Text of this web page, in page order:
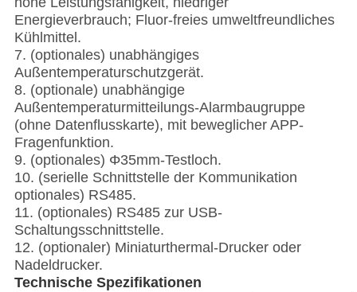
Energieverbrauch; Fluor-freies umweltfreundliches
Kühlmittel.
7. (optionales) unabhängiges
Außentemperaturschutzgerät.
8. (optionale) unabhängige
Außentemperaturmitteilungs-Alarmbaugruppe
(ohne Datenflusskarte), mit beweglicher APP-
Fragenfunktion.
9. (optionales) Φ35mm-Testloch.
10. (serielle Schnittstelle der Kommunikation
optionales) RS485.
11. (optionales) RS485 zur USB-
Schaltungsschnittstelle.
12. (optionaler) Miniaturthermal-Drucker oder
Nadeldrucker.
Technische Spezifikationen